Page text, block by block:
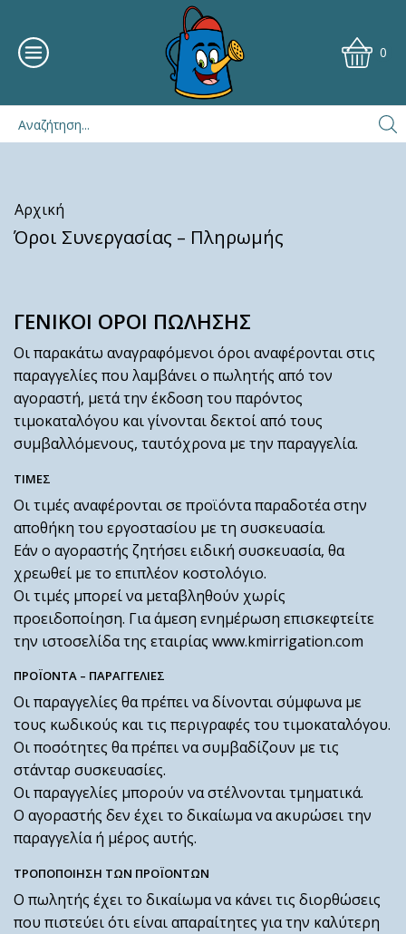
0
Αρχική
Όροι Συνεργασίας – Πληρωμής
ΓΕΝΙΚΟΙ ΟΡΟΙ ΠΩΛΗΣΗΣ
Οι παρακάτω αναγραφόμενοι όροι αναφέρονται στις
παραγγελίες που λαμβάνει ο πωλητής από τον
αγοραστή, μετά την έκδοση του παρόντος
τιμοκαταλόγου και γίνονται δεκτοί από τους
συμβαλλόμενους, ταυτόχρονα με την παραγγελία.
ΤΙΜΕΣ
Οι τιμές αναφέρονται σε προϊόντα παραδοτέα στην
αποθήκη του εργοστασίου με τη συσκευασία.
Εάν ο αγοραστής ζητήσει ειδική συσκευασία, θα
χρεωθεί με το επιπλέον κοστολόγιο.
Οι τιμές μπορεί να μεταβληθούν χωρίς
προειδοποίηση. Για άμεση ενημέρωση επισκεφτείτε
την ιστοσελίδα της εταιρίας www.kmirrigation.com
ΠΡΟΪΟΝΤΑ – ΠΑΡΑΓΓΕΛΙΕΣ
Οι παραγγελίες θα πρέπει να δίνονται σύμφωνα με
τους κωδικούς και τις περιγραφές του τιμοκαταλόγου.
Οι ποσότητες θα πρέπει να συμβαδίζουν με τις
στάνταρ συσκευασίες.
Οι παραγγελίες μπορούν να στέλνονται τμηματικά.
Ο αγοραστής δεν έχει το δικαίωμα να ακυρώσει την
παραγγελία ή μέρος αυτής.
ΤΡΟΠΟΠΟΙΗΣΗ ΤΩΝ ΠΡΟΪΟΝΤΩΝ
Ο πωλητής έχει το δικαίωμα να κάνει τις διορθώσεις
που πιστεύει ότι είναι απαραίτητες για την καλύτερη